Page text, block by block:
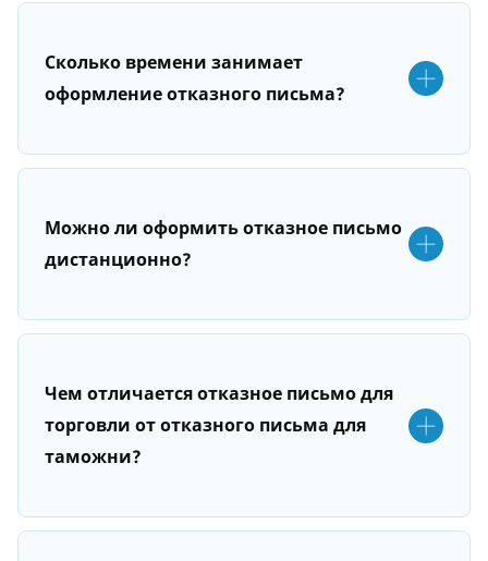
Сколько времени занимает
оформление отказного письма?
Можно ли оформить отказное письмо
дистанционно?
Чем отличается отказное письмо для
торговли от отказного письма для
таможни?